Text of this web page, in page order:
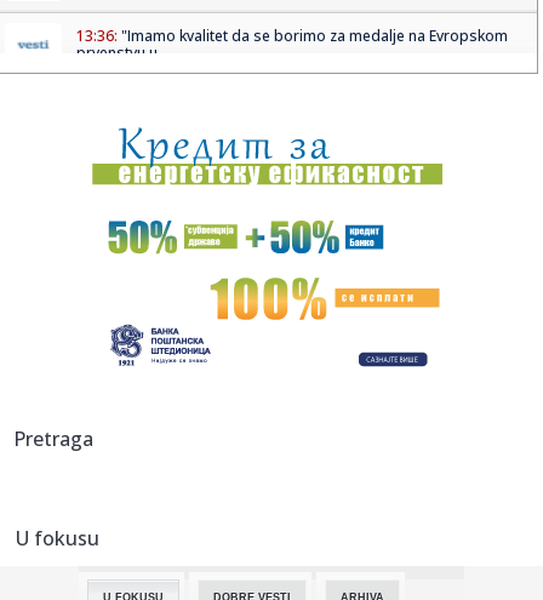
13:36: "Imamo kvalitet da se borimo za medalje na Evropskom
prvenstvu u ...
13:29:Усред саобраћајне вреве смештена ...
13:26:Kurti gađan jajima na sednici Skupštine Kosova
Skandal na SP u Zagrebu: Algoritam „izbacio“ Crnu Goru
13:25:Jovanov podelio fotografiju glumca Dragana Jovanovića:
Petoro te...
13:22:
Pretraga
U fokusu
U FOKUSU DOBRE VESTI ARHIVA